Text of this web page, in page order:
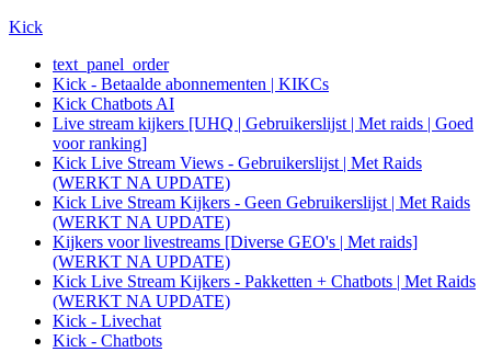
Kick
text_panel_order
Kick - Betaalde abonnementen | KIKCs
Kick Chatbots AI
Live stream kijkers [UHQ | Gebruikerslijst | Met raids | Goed
voor ranking]
Kick Live Stream Views - Gebruikerslijst | Met Raids
(WERKT NA UPDATE)
Kick Live Stream Kijkers - Geen Gebruikerslijst | Met Raids
(WERKT NA UPDATE)
Kijkers voor livestreams [Diverse GEO's | Met raids]
(WERKT NA UPDATE)
Kick Live Stream Kijkers - Pakketten + Chatbots | Met Raids
(WERKT NA UPDATE)
Kick - Livechat
Kick - Chatbots